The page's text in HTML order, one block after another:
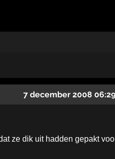
7 december 2008 06:29
ze dik uit hadden gepakt